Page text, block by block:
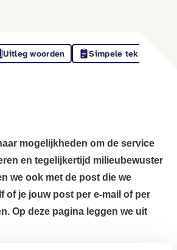
Uitleg woorden
Simpele tekst
mogelijkheden om de service
en tegelijkertijd milieubewuster
we ook met de post die we
of je jouw post per e-mail of per
Op deze pagina leggen we uit